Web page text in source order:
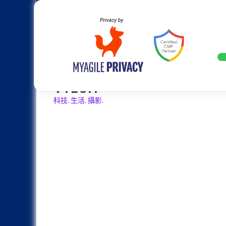
Skip
設計往旗艦機靠攏：Samsung
VTECH
科技. 生活. 攝影.